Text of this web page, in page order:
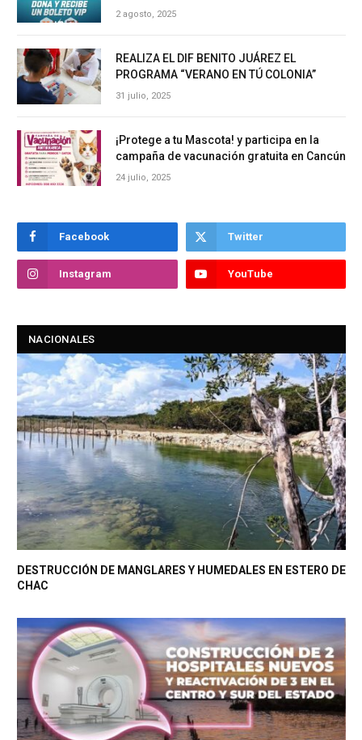
2 agosto, 2025
REALIZA EL DIF BENITO JUÁREZ EL
PROGRAMA “VERANO EN TÚ COLONIA”
31 julio, 2025
¡Protege a tu Mascota! y participa en la
campaña de vacunación gratuita en Cancún
24 julio, 2025
Facebook Twitter
Instagram YouTube
NACIONALES
DESTRUCCIÓN DE MANGLARES Y HUMEDALES EN ESTERO DE
CHAC